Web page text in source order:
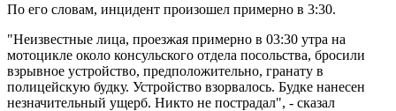
По его словам, инцидент произошел примерно в 3:30.
"Неизвестные лица, проезжая примерно в 03:30 утра на
мотоцикле около консульского отдела посольства, бросили
взрывное устройство, предположительно, гранату в
полицейскую будку. Устройство взорвалось. Будке нанесен
незначительный ущерб. Никто не пострадал", - сказал